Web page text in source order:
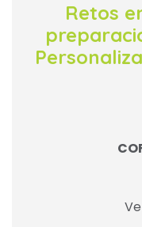
Retos